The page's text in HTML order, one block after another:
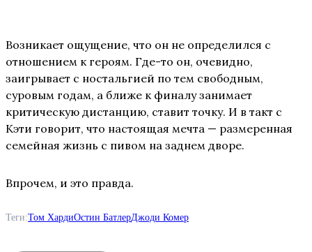
Возникает ощущение, что он не определился с
отношением к героям. Где-то он, очевидно,
заигрывает с ностальгией по тем свободным,
суровым годам, а ближе к финалу занимает
критическую дистанцию, ставит точку. И в такт с
Кэти говорит, что настоящая мечта — размеренная
семейная жизнь с пивом на заднем дворе.
Впрочем, и это правда.
Теги:Том ХардиОстин БатлерДжоди Комер